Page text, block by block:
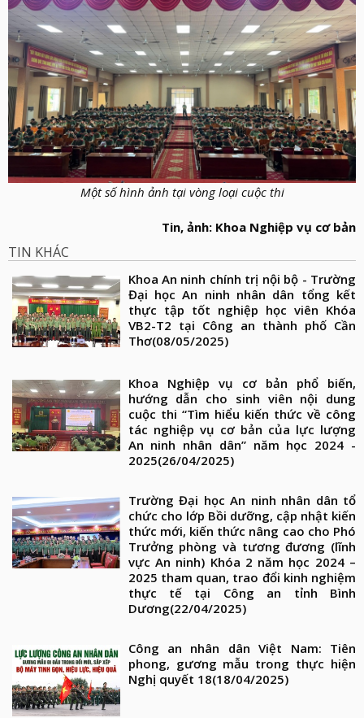
Một số hình ảnh tại vòng loại cuộc thi
Tin, ảnh: Khoa Nghiệp vụ cơ bản
TIN KHÁC
Khoa An ninh chính trị nội bộ - Trường
Đại học An ninh nhân dân tổng kết
thực tập tốt nghiệp học viên Khóa
VB2-T2 tại Công an thành phố Cần
Thơ(08/05/2025)
Khoa Nghiệp vụ cơ bản phổ biến,
hướng dẫn cho sinh viên nội dung
cuộc thi “Tìm hiểu kiến thức về công
tác nghiệp vụ cơ bản của lực lượng
An ninh nhân dân” năm học 2024 -
2025(26/04/2025)
Trường Đại học An ninh nhân dân tổ
chức cho lớp Bồi dưỡng, cập nhật kiến
thức mới, kiến thức nâng cao cho Phó
Trưởng phòng và tương đương (lĩnh
vực An ninh) Khóa 2 năm học 2024 –
2025 tham quan, trao đổi kinh nghiệm
thực tế tại Công an tỉnh Bình
Dương(22/04/2025)
Công an nhân dân Việt Nam: Tiên
phong, gương mẫu trong thực hiện
Nghị quyết 18(18/04/2025)